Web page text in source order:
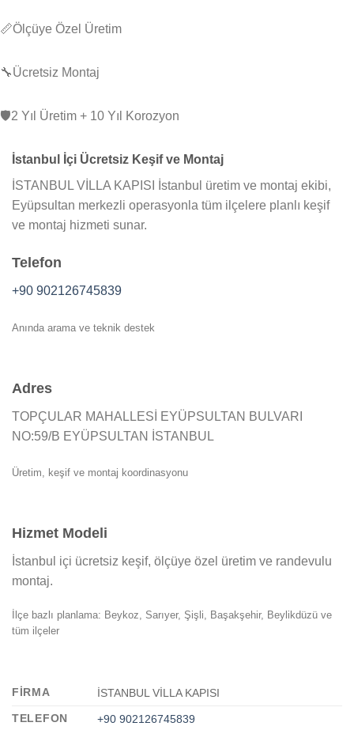
📏Ölçüye Özel Üretim
🔧Ücretsiz Montaj
🛡️2 Yıl Üretim + 10 Yıl Korozyon
İstanbul İçi Ücretsiz Keşif ve Montaj
İSTANBUL VİLLA KAPISI İstanbul üretim ve montaj ekibi,
Eyüpsultan merkezli operasyonla tüm ilçelere planlı keşif
ve montaj hizmeti sunar.
Telefon
+90 902126745839
Anında arama ve teknik destek
Adres
TOPÇULAR MAHALLESİ EYÜPSULTAN BULVARI
NO:59/B EYÜPSULTAN İSTANBUL
Üretim, keşif ve montaj koordinasyonu
Hizmet Modeli
İstanbul içi ücretsiz keşif, ölçüye özel üretim ve randevulu
montaj.
İlçe bazlı planlama: Beykoz, Sarıyer, Şişli, Başakşehir, Beylikdüzü ve
tüm ilçeler
FIRMA
İSTANBUL VİLLA KAPISI
TELEFON
+90 902126745839